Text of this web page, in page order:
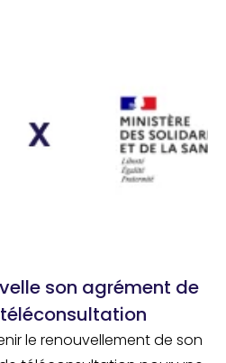
son agrément de
le renouvellement de son